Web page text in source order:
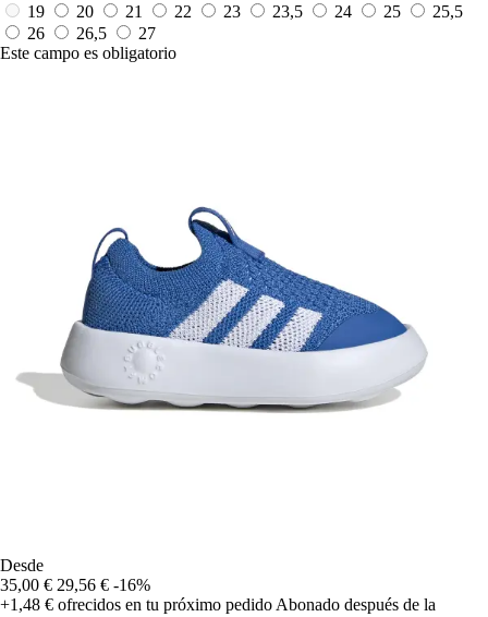
19
20 21 22 23 23,5 24 25
25,5
26
26,5
27
Este campo es obligatorio
Desde
35,00 € 29,56 € -16%
+1,48 € ofrecidos en tu próximo pedido Abonado después de la